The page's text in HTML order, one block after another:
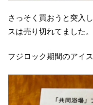
さっそく買おうと突入
スは売り切れてました。
フジロック期間のアイ